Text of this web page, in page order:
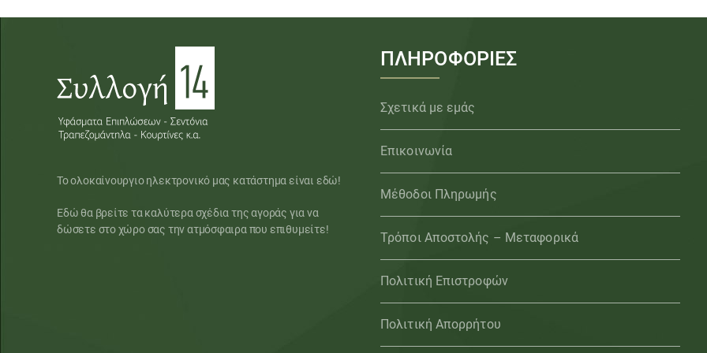
Το ολοκαίνουργιο ηλεκτρονικό μας κατάστημα είναι εδώ!
Εδώ θα βρείτε τα καλύτερα σχέδια της αγοράς για να
δώσετε στο χώρο σας την ατμόσφαιρα που επιθυμείτε!
ΠΛΗΡΟΦΟΡΙΕΣ
Σχετικά με εμάς
Επικοινωνία
Μέθοδοι Πληρωμής
Τρόποι Αποστολής – Μεταφορικά
Πολιτική Επιστροφών
Πολιτική Απορρήτου